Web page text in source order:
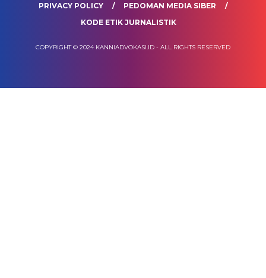
PRIVACY POLICY
PEDOMAN MEDIA SIBER
KODE ETIK JURNALISTIK
COPYRIGHT © 2024 KANNIADVOKASI.ID - ALL RIGHTS RESERVED